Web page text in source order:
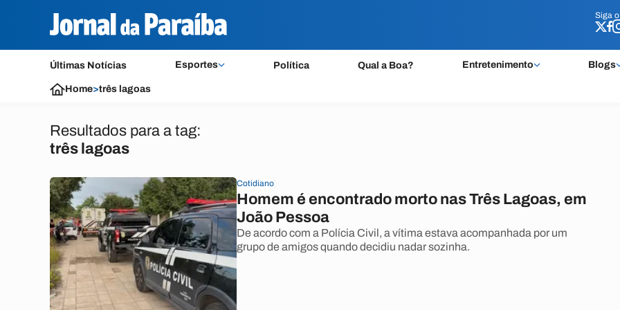
Siga o
Últimas Notícias Esportes Política Qual a Boa? Entretenimento Blogs
Siga o
Home>três lagoas
Resultados para a tag:
três lagoas
Cotidiano
Homem é encontrado morto nas Três Lagoas, em
João Pessoa
De acordo com a Polícia Civil, a vítima estava acompanhada por um
grupo de amigos quando decidiu nadar sozinha.